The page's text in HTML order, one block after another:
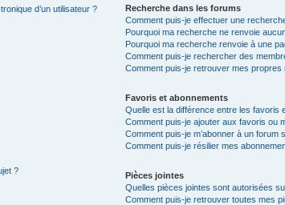
d’un utilisateur ?
?
Recherche dans les forums
Comment puis-je effectuer une
Pourquoi ma recherche ne renvoie
Pourquoi ma recherche renvoie à une
Comment puis-je rechercher des
Comment puis-je retrouver mes
Favoris et abonnements
Quelle est la différence entre les favoris
Comment puis-je ajouter aux favoris ou
Comment puis-je m’abonner à un forum
Comment puis-je résilier mes
Pièces jointes
Quelles pièces jointes sont autorisées
Comment puis-je retrouver toutes mes